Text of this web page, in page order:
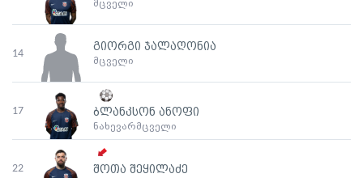
მცველი
14
გიორგი ჯალაღონია
მცველი
17 ბლანკსონ ანოფი
ნახევარმცველი
22 შოთა შეყილაძე